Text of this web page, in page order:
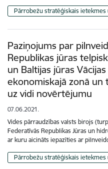
Pārrobežu stratēģiskais
Paziņojums par
Republikas jūras
un Baltijas jūras
ekonomiskajā zonā
uz vidi novērtējumu
07.06.2021.
Vides pārraudzības valsts birojs
Federatīvās Republikas Jūras un
ar kuru aicināts iepazīties ar
Pārrobežu stratēģiskais